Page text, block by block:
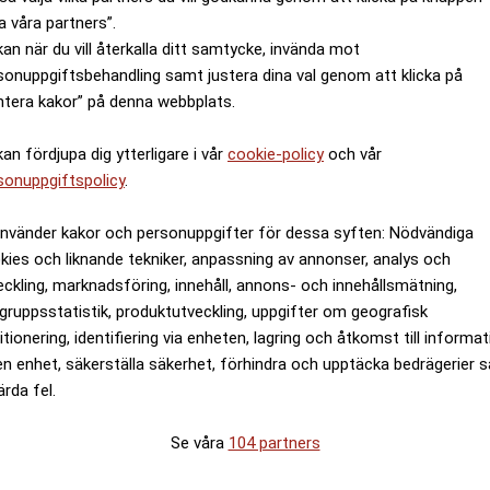
våra partners”.
när du vill återkalla ditt samtycke, invända mot
samt justera dina val genom att klicka på
kakor” på denna webbplats.
fördjupa dig ytterligare i vår cookie-policyoch vår
.
kakor och personuppgifter för dessa syften: Nödvändiga
och liknande tekniker, anpassning av annonser, analys och
marknadsföring, innehåll, annons- och innehållsmätning,
produktutveckling, uppgifter om geografisk
identifiering via enheten, lagring och åtkomst till
enhet, säkerställa säkerhet, förhindra och upptäcka bedrägerier
fel.
Se våra 104 partners
och lägre teknisk sårbarhet jämfört med de
inte bara bekvämlighet eller längre resor.
ANNONS